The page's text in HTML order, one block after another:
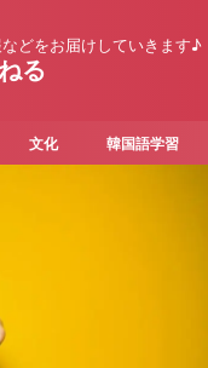
どをお届けしていきます♪
る
文化 韓国語学習